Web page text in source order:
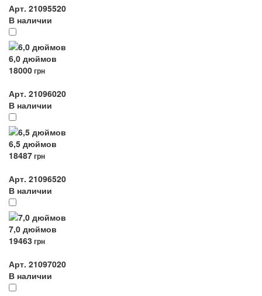
Арт. 21095520
В наличии
6,0 дюймов
18000грн
Арт. 21096020
В наличии
6,5 дюймов
18487грн
Арт. 21096520
В наличии
7,0 дюймов
19463грн
Арт. 21097020
В наличии